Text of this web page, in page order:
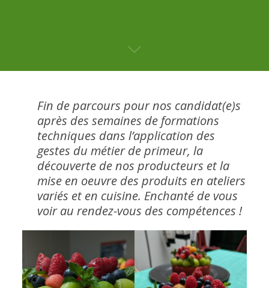
Fin de parcours pour nos candidat(e)s
après des semaines de formations
techniques dans l’application des
gestes du métier de primeur, la
découverte de nos producteurs et la
mise en oeuvre des produits en ateliers
variés et en cuisine. Enchanté de vous
voir au rendez-vous des compétences !